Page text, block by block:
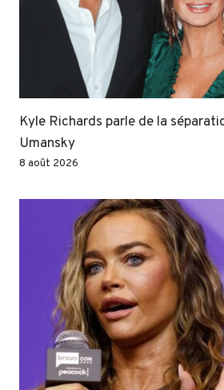
Kyle Richards parle de la
Umansky
8 août 2026